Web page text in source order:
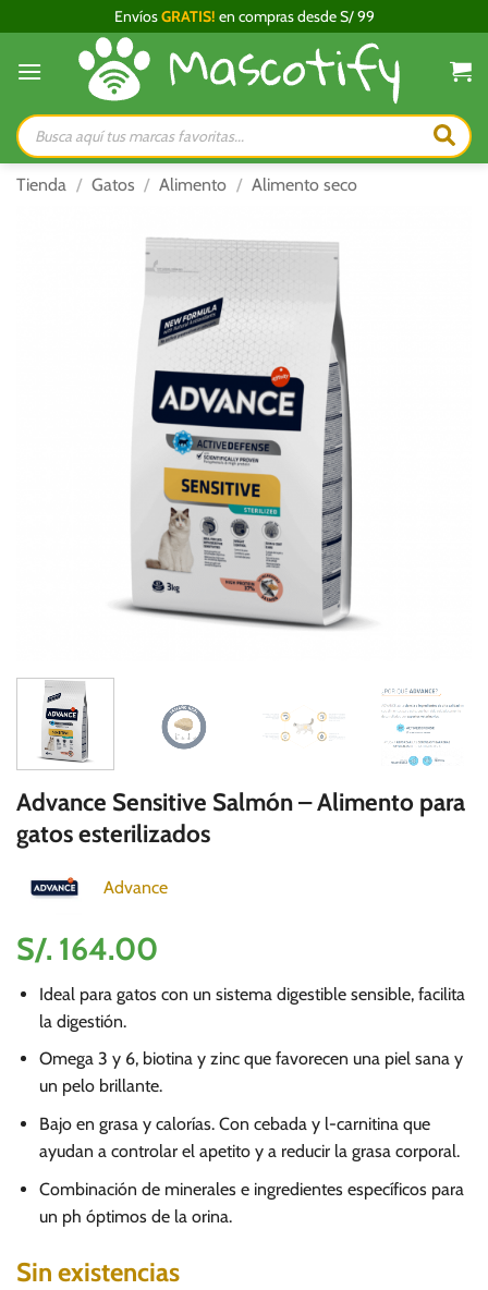
al
contenido
EnvíosGRATIS! en compras desde S/ 99
Búsqueda
de
productos
Tienda / Gatos / Alimento / Alimento seco
Advance Sensitive Salmón – Alimento para
gatos esterilizados
Advance
S/. 164.00
Ideal para gatos con un sistema digestible sensible, facilita
la digestión.
Omega 3 y 6, biotina y zinc que favorecen una piel sana y
un pelo brillante.
Bajo en grasa y calorías. Con cebada y l-carnitina que
ayudan a controlar el apetito y a reducir la grasa corporal.
Combinación de minerales e ingredientes específicos para
un ph óptimos de la orina.
Sin existencias